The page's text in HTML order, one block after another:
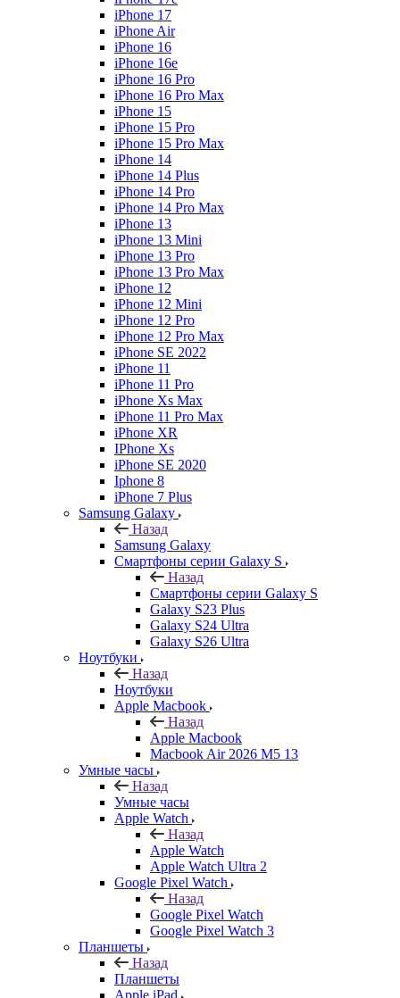
iPhone 17
iPhone Air
iPhone 16
iPhone 16e
iPhone 16 Pro
iPhone 16 Pro Max
iPhone 15
iPhone 15 Pro
iPhone 15 Pro Max
iPhone 14
iPhone 14 Plus
iPhone 14 Pro
iPhone 14 Pro Max
iPhone 13
iPhone 13 Mini
iPhone 13 Pro
iPhone 13 Pro Max
iPhone 12
iPhone 12 Mini
iPhone 12 Pro
iPhone 12 Pro Max
iPhone SE 2022
iPhone 11
iPhone 11 Pro
iPhone Xs Max
iPhone 11 Pro Max
iPhone XR
IPhone Xs
iPhone SE 2020
Iphone 8
iPhone 7 Plus
Samsung Galaxy
Назад
Samsung Galaxy
Смартфоны серии Galaxy S
Назад
Смартфоны серии Galaxy S
Galaxy S23 Plus
Galaxy S24 Ultra
Galaxy S26 Ultra
Ноутбуки
Назад
Ноутбуки
Apple Macbook
Назад
Apple Macbook
Macbook Air 2026 M5 13
Умные часы
Назад
Умные часы
Apple Watch
Назад
Apple Watch
Apple Watch Ultra 2
Google Pixel Watch
Назад
Google Pixel Watch
Google Pixel Watch 3
Планшеты
Назад
Планшеты
Apple iPad